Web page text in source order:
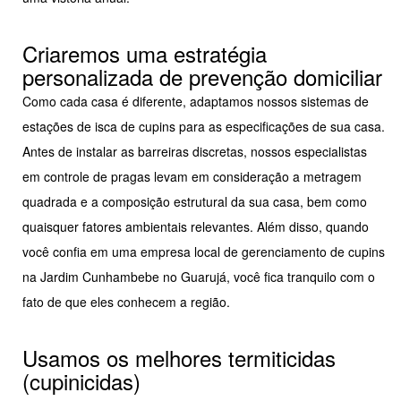
Criaremos uma estratégia
personalizada de prevenção domiciliar
Como cada casa é diferente, adaptamos nossos sistemas de
estações de isca de cupins para as especificações de sua casa.
Antes de instalar as barreiras discretas, nossos especialistas
em controle de pragas levam em consideração a metragem
quadrada e a composição estrutural da sua casa, bem como
quaisquer fatores ambientais relevantes. Além disso, quando
você confia em uma empresa local de gerenciamento de cupins
na Jardim Cunhambebe no Guarujá, você fica tranquilo com o
fato de que eles conhecem a região.
Usamos os melhores termiticidas
(cupinicidas)